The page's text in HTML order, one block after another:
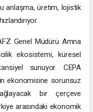
anlaşma, üretim, lojistik
Genel Müdürü Amna
ekosistemi, küresel
sunuyor. CEPA
ekonomisine sorunsuz
bir çerçeve
arasındaki ekonomik